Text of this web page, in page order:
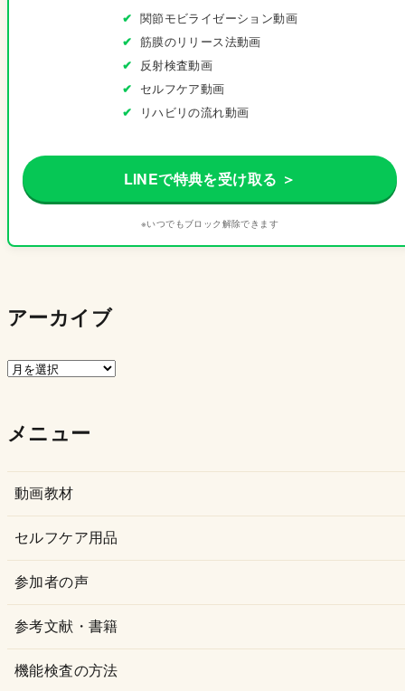
関節モビライゼーション動画
筋膜のリリース法動画
反射検査動画
セルフケア動画
リハビリの流れ動画
LINEで特典を受け取る ＞
※いつでもブロック解除できます
アーカイブ
ア
イ
メニュー
動画教材
セルフケア用品
参加者の声
参考文献・書籍
機能検査の方法